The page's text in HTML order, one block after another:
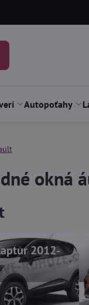
Autopoťahy
okná
2012-